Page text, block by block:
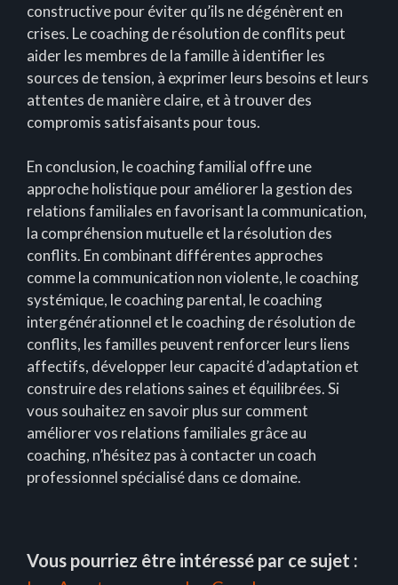
constructive pour éviter qu’ils ne dégénèrent en
crises. Le coaching de résolution de conflits peut
aider les membres de la famille à identifier les
sources de tension, à exprimer leurs besoins et leurs
attentes de manière claire, et à trouver des
compromis satisfaisants pour tous.
En conclusion, le coaching familial offre une
approche holistique pour améliorer la gestion des
relations familiales en favorisant la communication,
la compréhension mutuelle et la résolution des
conflits. En combinant différentes approches
comme la communication non violente, le coaching
systémique, le coaching parental, le coaching
intergénérationnel et le coaching de résolution de
conflits, les familles peuvent renforcer leurs liens
affectifs, développer leur capacité d’adaptation et
construire des relations saines et équilibrées. Si
vous souhaitez en savoir plus sur comment
améliorer vos relations familiales grâce au
coaching, n’hésitez pas à contacter un coach
professionnel spécialisé dans ce domaine.
Vous pourriez être intéressé par ce sujet :